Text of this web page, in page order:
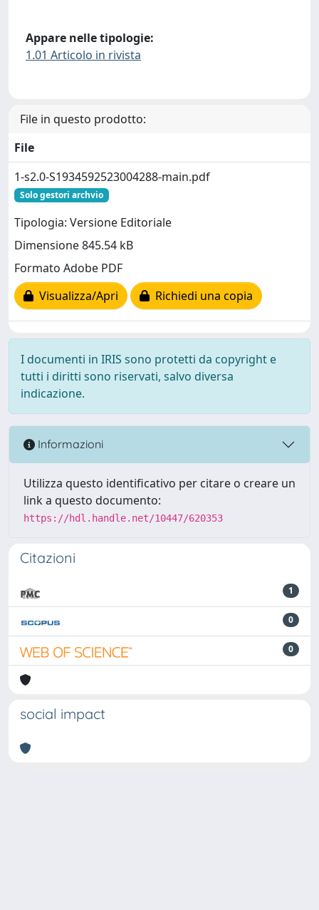
Appare nelle tipologie:
1.01 Articolo in rivista
File in questo prodotto:
File
1-s2.0-S1934592523004288-main.pdf
Solo gestori archvio
Tipologia: Versione Editoriale
Dimensione 845.54 kB
Formato Adobe PDF
Visualizza/Apri
Richiedi una copia
I documenti in IRIS sono protetti da copyright e
tutti i diritti sono riservati, salvo diversa
indicazione.
Informazioni
Utilizza questo identificativo per citare o creare un
link a questo documento:
https://hdl.handle.net/10447/620353
Citazioni
1
0
0
social impact